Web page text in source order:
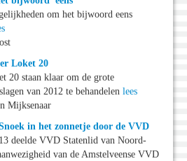
om het bijwoord eens
Loket 20
20 staan klaar om de grote
van 2012 te behandelen lees
Mijksenaar
in het zonnetje door de VVD
deelde VVD Statenlid van Noord-
van de Amstelveense VVD